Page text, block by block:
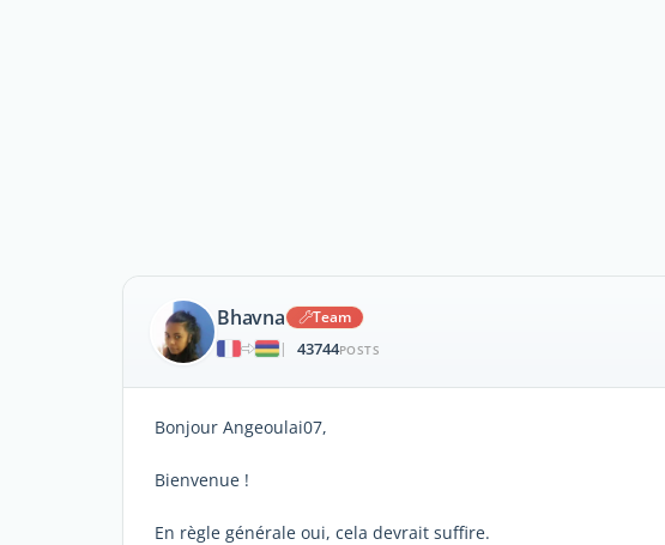
Bhavna
Team
|
43744POSTS
Bonjour Angeoulai07,
Bienvenue !
En règle générale oui, cela devrait suffire.